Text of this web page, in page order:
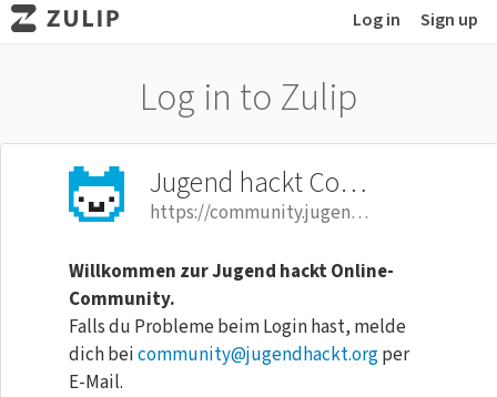
Log in Sign up
Log in to Zulip
Jugend hackt Community
https://community.jugendhackt.org
Willkommen zur Jugend hackt Online-
Community.
Falls du Probleme beim Login hast, melde
dich beicommunity@jugendhackt.orgper
E-Mail.